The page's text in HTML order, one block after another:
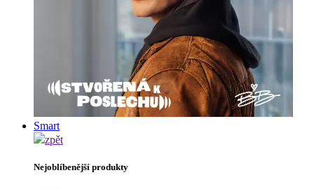
Smart
zpět
Nejoblíbenější produkty